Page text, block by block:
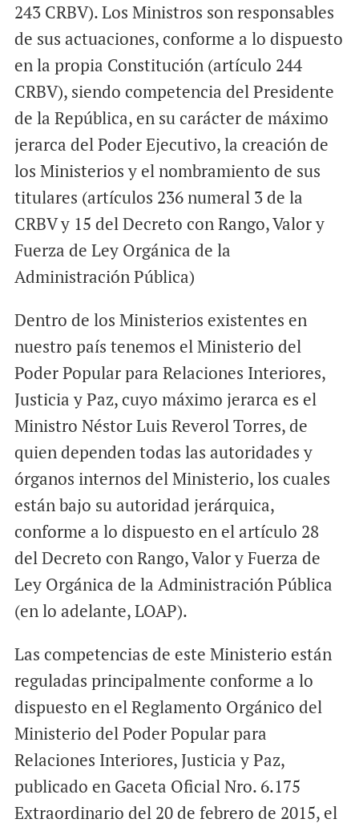
243 CRBV). Los Ministros son responsables
de sus actuaciones, conforme a lo dispuesto
en la propia Constitución (artículo 244
CRBV), siendo competencia del Presidente
de la República, en su carácter de máximo
jerarca del Poder Ejecutivo, la creación de
los Ministerios y el nombramiento de sus
titulares (artículos 236 numeral 3 de la
CRBV y 15 del Decreto con Rango, Valor y
Fuerza de Ley Orgánica de la
Administración Pública)
Dentro de los Ministerios existentes en
nuestro país tenemos el Ministerio del
Poder Popular para Relaciones Interiores,
Justicia y Paz, cuyo máximo jerarca es el
Ministro Néstor Luis Reverol Torres, de
quien dependen todas las autoridades y
órganos internos del Ministerio, los cuales
están bajo su autoridad jerárquica,
conforme a lo dispuesto en el artículo 28
del Decreto con Rango, Valor y Fuerza de
Ley Orgánica de la Administración Pública
(en lo adelante, LOAP).
Las competencias de este Ministerio están
reguladas principalmente conforme a lo
dispuesto en el Reglamento Orgánico del
Ministerio del Poder Popular para
Relaciones Interiores, Justicia y Paz,
publicado en Gaceta Oficial Nro. 6.175
Extraordinario del 20 de febrero de 2015, el